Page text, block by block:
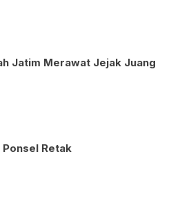
Jatim Merawat Jejak Juang
Retak